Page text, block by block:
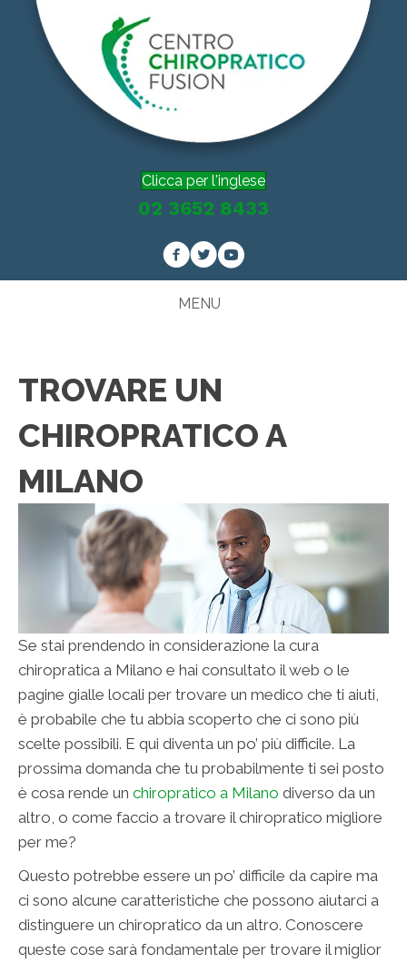
Clicca per l'inglese
02 3652 8433
MENU
TROVARE UN
CHIROPRATICO A
MILANO
Se stai prendendo in considerazione la cura
chiropratica a Milano e hai consultato il web o le
pagine gialle locali per trovare un medico che ti aiuti,
è probabile che tu abbia scoperto che ci sono più
scelte possibili. E qui diventa un po’ più difficile. La
prossima domanda che tu probabilmente ti sei posto
è cosa rende un chiropratico a Milano diverso da un
altro, o come faccio a trovare il chiropratico migliore
per me?
Questo potrebbe essere un po’ difficile da capire ma
ci sono alcune caratteristiche che possono aiutarci a
distinguere un chiropratico da un altro. Conoscere
queste cose sarà fondamentale per trovare il miglior